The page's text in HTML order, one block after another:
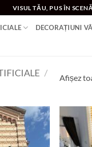
VISUL TĂU, PUS ÎN
DECORAȚIUNI
/
Afișez
Add to
wishlist